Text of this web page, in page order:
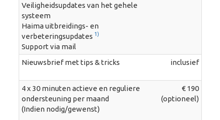
Veiligheidsupdates van het gehele
systeem
Haima uitbreidings- en
verbeteringsupdates 1)
Support via mail
Nieuwsbrief met tips & tricks inclusief
4 x 30 minuten actieve en reguliere
ondersteuning per maand
(Indien nodig/gewenst)
€ 190
(optioneel)